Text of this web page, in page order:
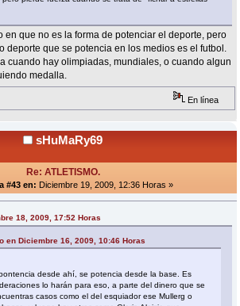
en que no es la forma de potenciar el deporte, pero
deporte que se potencia en los medios es el futbol.
cuando hay olimpiadas, mundiales, o cuando algun
medalla.
En línea
sHuMaRy69
Re: ATLETISMO.
#43 en: Diciembre 19, 2009, 12:36 Horas »
18, 2009, 17:52 Horas
en Diciembre 16, 2009, 10:46 Horas
desde ahí, se potencia desde la base. Es
lo harán para eso, a parte del dinero que se
casos como el del esquiador ese Mullerg o